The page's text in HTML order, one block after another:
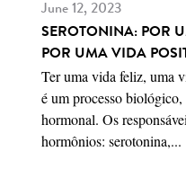
June 12, 2023
SEROTONINA: POR
POR UMA VIDA
Ter uma vida feliz, uma
é um processo biológico,
hormonal. Os
hormônios: serotonina,...